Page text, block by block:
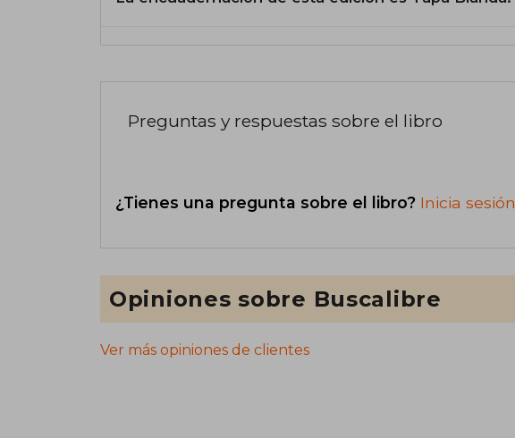
Preguntas y respuestas sobre el libro
¿Tienes una pregunta sobre el libro? Inicia sesión
Opiniones sobre Buscalibre
Ver más opiniones de clientes